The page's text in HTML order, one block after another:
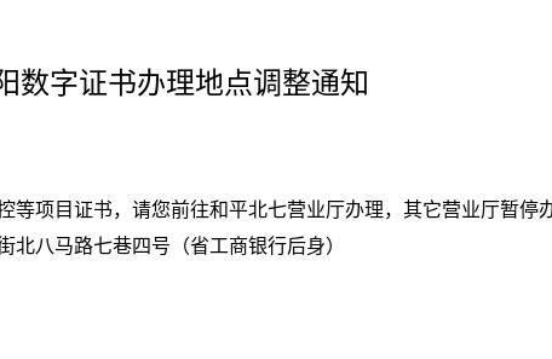
数字证书办理地点调整通知
项目证书，请您前往和平北七营业厅办理，其它营业厅暂停
八马路七巷四号（省工商银行后身）